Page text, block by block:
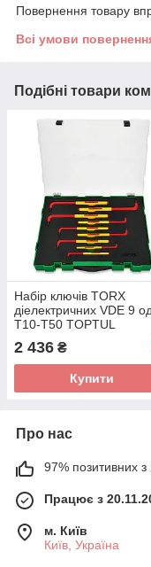
Повернення товару
Всі умови
Подібні товари
Набір ключів TORX
діелектричних VDE 9 од.
T10-T50 TOPTUL
2 436 ₴
Купити
Про нас
97% позитивних з
Працює з
м. Київ
Київ, Україна